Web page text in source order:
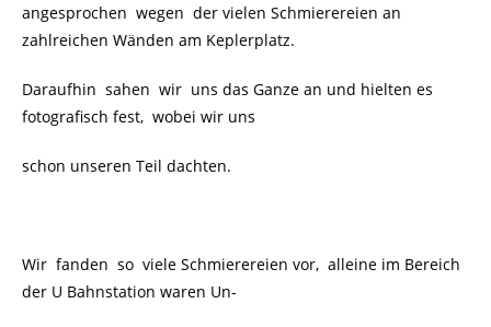
angesprochen wegen der vielen Schmierereien an
zahlreichen Wänden am Keplerplatz.
Daraufhin sahen wir uns das Ganze an und hielten es
fotografisch fest, wobei wir uns
schon unseren Teil dachten.
Wir fanden so viele Schmierereien vor, alleine im Bereich
der U Bahnstation waren Un-